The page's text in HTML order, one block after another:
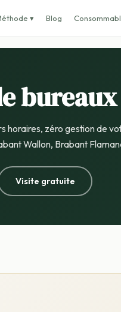
▾ Blog
bureaux
horaires, zéro gestion de
Wallon, Brabant
Visite gratuite